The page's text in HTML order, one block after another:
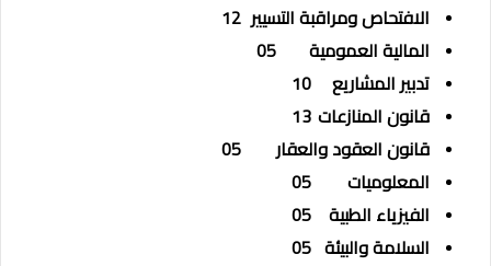
الافتحاص ومراقبة التسيير 12
المالية العمومية
05
تدبير المشاريع
10
قانون المنازعات 13
قانون العقود والعقار
05
المعلوميات
05
الفيزياء الطبية 05
السلامة والبيئة 05